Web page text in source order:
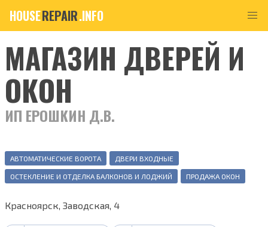
HOUSEREPAIR.INFO
МАГАЗИН ДВЕРЕЙ И
ОКОН
ИП ЕРОШКИН Д.В.
АВТОМАТИЧЕСКИЕ ВОРОТА ДВЕРИ ВХОДНЫЕ
ОСТЕКЛЕНИЕ И ОТДЕЛКА БАЛКОНОВ И ЛОДЖИЙ ПРОДАЖА ОКОН
Красноярск, Заводская, 4